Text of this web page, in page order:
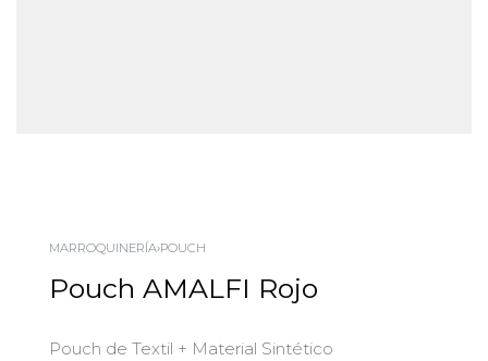
MARROQUINERÍA›POUCH
Pouch AMALFI Rojo
Pouch de Textil + Material Sintético